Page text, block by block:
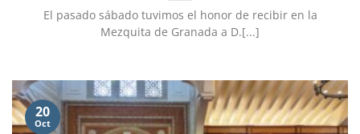
El pasado sábado tuvimos el honor de recibir en la
Mezquita de Granada a D.[...]
20
Oct